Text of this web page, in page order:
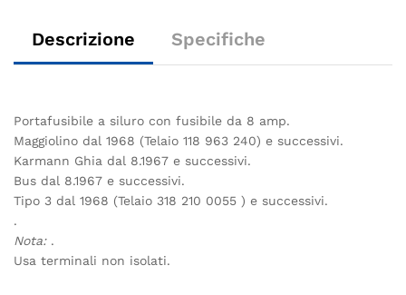
Descrizione Specifiche
Portafusibile a siluro con fusibile da 8 amp.
Maggiolino dal 1968 (Telaio 118 963 240) e successivi.
Karmann Ghia dal 8.1967 e successivi.
Bus dal 8.1967 e successivi.
Tipo 3 dal 1968 (Telaio 318 210 0055 ) e successivi.
.
Nota: .
Usa terminali non isolati.